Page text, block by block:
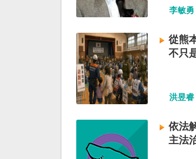
李敏勇
從熊
不只
洪昱睿
依法
主法